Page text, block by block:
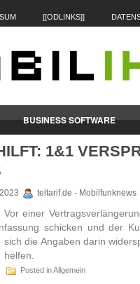
[[ODLINKS]]
BUSINESS SOFTWARE
TABLET-PCS
1&1
teltarif.de - Mobilfunknews
Vor einer
fas­sung schi­cken und der
sich die Angaben darin
helfen.
Posted in Allgemein